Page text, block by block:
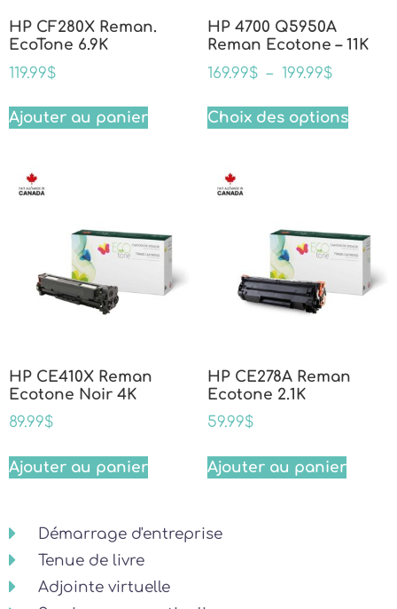
HP CF280X Reman.
EcoTone 6.9K
119.99$
Ajouter au panier
HP 4700 Q5950A
Reman Ecotone – 11K
169.99$ – 199.99$
Choix des options
HP CE410X Reman
Ecotone Noir 4K
89.99$
Ajouter au panier
HP CE278A Reman
Ecotone 2.1K
59.99$
Ajouter au panier
Démarrage d'entreprise
Tenue de livre
Adjointe virtuelle